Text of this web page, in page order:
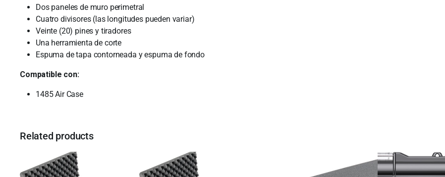
Dos paneles de muro perimetral
Cuatro divisores (las longitudes pueden variar)
Veinte (20) pines y tiradores
Una herramienta de corte
Espuma de tapa contorneada y espuma de fondo
Compatible con:
1485 Air Case
Related products